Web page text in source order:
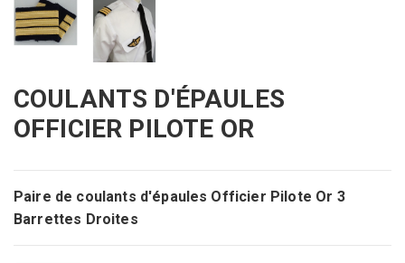
COULANTS D'ÉPAULES
OFFICIER PILOTE OR
Paire de coulants d'épaules Officier Pilote Or 3
Barrettes Droites